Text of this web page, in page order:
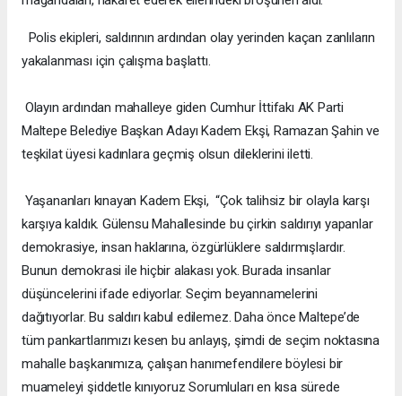
Polis ekipleri, saldırının ardından olay yerinden kaçan zanlıların
yakalanması için çalışma başlattı.
Olayın ardından mahalleye giden Cumhur İttifakı AK Parti
Maltepe Belediye Başkan Adayı Kadem Ekşi, Ramazan Şahin ve
teşkilat üyesi kadınlara geçmiş olsun dileklerini iletti.
Yaşananları kınayan Kadem Ekşi, “Çok talihsiz bir olayla karşı
karşıya kaldık. Gülensu Mahallesinde bu çirkin saldırıyı yapanlar
demokrasiye, insan haklarına, özgürlüklere saldırmışlardır.
Bunun demokrasi ile hiçbir alakası yok. Burada insanlar
düşüncelerini ifade ediyorlar. Seçim beyannamelerini
dağıtıyorlar. Bu saldırı kabul edilemez. Daha önce Maltepe’de
tüm pankartlarımızı kesen bu anlayış, şimdi de seçim noktasına
mahalle başkanımıza, çalışan hanımefendilere böylesi bir
muameleyi şiddetle kınıyoruz Sorumluları en kısa sürede